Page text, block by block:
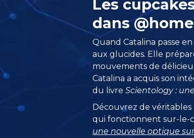
Les
dans @home
Quand Catalina passe
aux glucides. Elle
mouvements de
Catalina a acquis son
du livreScientology :
Découvrez de
qui fonctionnent sur-le-
une nouvelle optique